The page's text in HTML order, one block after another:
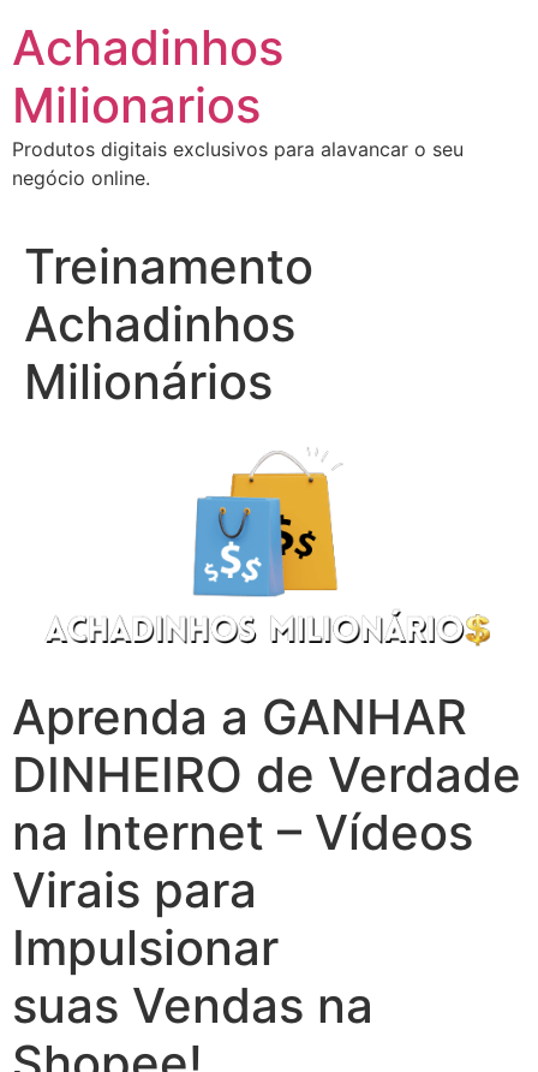
para
conteúdo
Achadinhos
Milionarios
Produtos digitais exclusivos para alavancar o seu
negócio online.
Treinamento
Achadinhos
Milionários
Aprenda a GANHAR
DINHEIRO de Verdade
na Internet – Vídeos
Virais para
Impulsionar
suas Vendas na